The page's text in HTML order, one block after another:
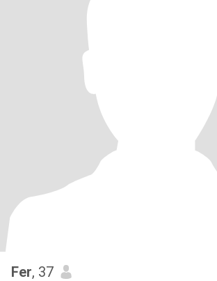
Fer, 37